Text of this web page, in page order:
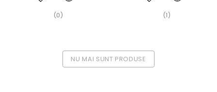
(0) (1)
NU MAI SUNT PRODUSE